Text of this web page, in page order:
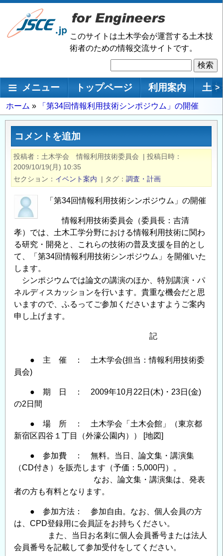
メ
ン
移
このサイトは土木学会が運営する土木技
術者のための情報交流サイトです。
索
メインナビゲーション
メニュー トップページ 利用案内 土 >
パ
ン
ず
ホーム 「第34回情報利用技術シンポジウム」の開催
コメントを追加
投稿者 土木学会 情報利用技術委員会 | 投稿日時
2009/10/19(月) 10:35
セクション
イベント案内 | タグ 調査・計画
「第34回情報利用技術シンポジウム」の開催
情報利用技術委員会（委員長：吉清
孝）では、土木工学分野における情報利用技術に関わ
る研究・開発と、これらの技術の普及支援を目的とし
て、「第34回情報利用技術シンポジウム」を開催いた
します。
シンポジウムでは論文の講演のほか、特別講演・パ
ネルディスカッションを行います。貴重な機会だと思
いますので、ふるってご参加くださいますようご案内
申し上げます。
記
● 主 催 ： 土木学会(担当：情報利用技術委
員会)
● 期 日 ： 2009年10月22日(木)・23日(金)
の2日間
● 場 所 ： 土木学会「土木会館」（東京都
新宿区四谷１丁目（外濠公園内）） [地図]
● 参加費 ： 無料。当日、論文集・講演集
（CD付き）を販売します（予価：5,000円）。
なお、論文集・講演集は、発表
者の方も有料となります。
● 参加方法： 参加自由。なお、個人会員の方
は、CPD登録用に会員証をお持ちください。
また、当日お名刺に個人会員番号または法人
会員番号を記載して参加受付をしてください。